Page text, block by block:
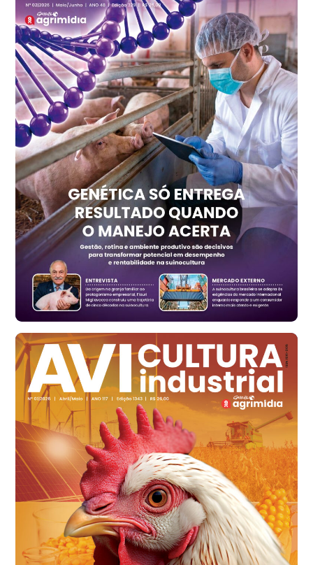
Frango - Indicador
SP
R$ 7,15
kg
Trigo Atacado - Regional
PR
R$ 1.414,20
t
Trigo Atacado - Regional
RS
R$ 1.314,40
t
Ovo Vermelho - Regional
Vermelho
R$ 171,15
cx
Ovo Branco - Regional
Santa Maria do Jetibá (ES)
R$ 139,43
cx
Ovo Branco - Regional
Recife (PE)
R$ 149,79
cx
Ovo Vermelho - Regional
Recife (PE)
R$ 158,77
cx